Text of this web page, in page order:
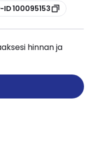
100095153
hinnan ja